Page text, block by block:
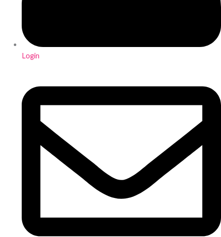
Login